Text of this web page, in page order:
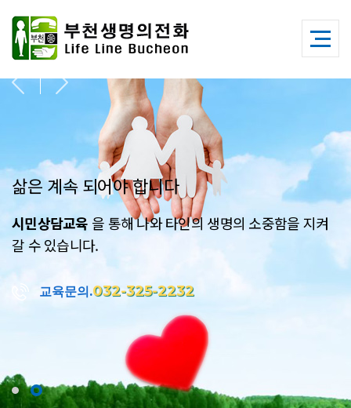
삶은 계속 되어야 합니다
시민상담교육 을 통해 나와 타인의 생명의 소중함을 지켜
갈 수 있습니다.
교육문의.032-325-2232